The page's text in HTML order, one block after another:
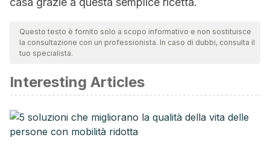
Questo testo è fornito solo a scopo informativo e non sostituisce
la consultazione con un professionista. In caso di dubbi, consulta il
tuo specialista.
Interesting Articles